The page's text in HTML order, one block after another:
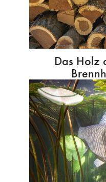
Das Holz